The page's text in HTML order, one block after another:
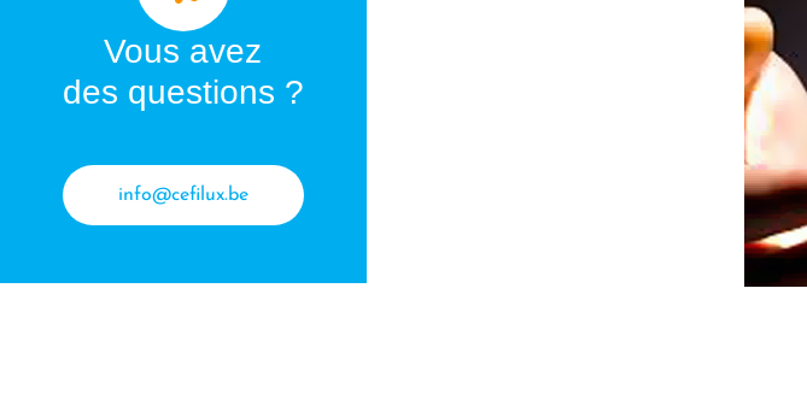
Vous avez
des questions ?
info@cefilux.be